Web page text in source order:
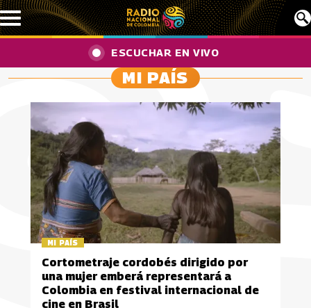
Pasar al contenido principal
ESCUCHAR EN VIVO
MI PAÍS
MI PAÍS
Cortometraje cordobés dirigido por
una mujer emberá representará a
Colombia en festival internacional de
cine en Brasil